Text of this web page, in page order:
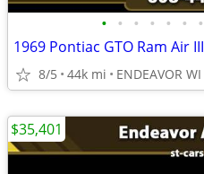
• • • • • • •
1969 Pontiac GTO Ram Air III
8/5 44k mi ENDEAVOR WI
$35,401